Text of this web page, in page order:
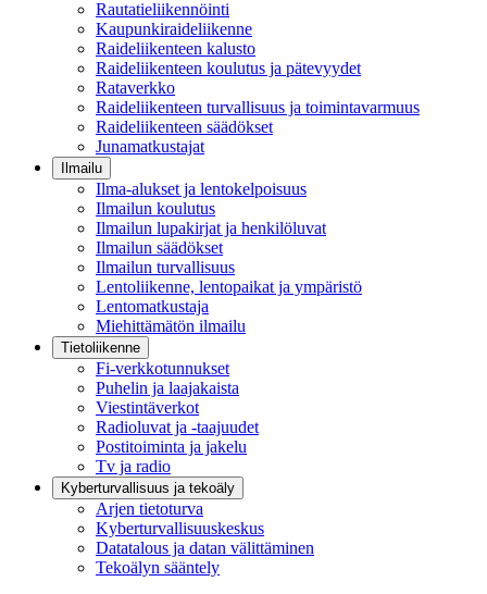
Rautatieliikennöinti
Kaupunkiraideliikenne
Raideliikenteen kalusto
Raideliikenteen koulutus ja pätevyydet
Rataverkko
Raideliikenteen turvallisuus ja toimintavarmuus
Raideliikenteen säädökset
Junamatkustajat
Ilmailu
Ilma-alukset ja lentokelpoisuus
Ilmailun koulutus
Ilmailun lupakirjat ja henkilöluvat
Ilmailun säädökset
Ilmailun turvallisuus
Lentoliikenne, lentopaikat ja ympäristö
Lentomatkustaja
Miehittämätön ilmailu
Tietoliikenne
Fi-verkkotunnukset
Puhelin ja laajakaista
Viestintäverkot
Radioluvat ja -taajuudet
Postitoiminta ja jakelu
Tv ja radio
Kyberturvallisuus ja tekoäly
Arjen tietoturva
Kyberturvallisuuskeskus
Datatalous ja datan välittäminen
Tekoälyn sääntely